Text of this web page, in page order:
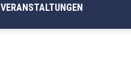
VERANSTALTUNGEN